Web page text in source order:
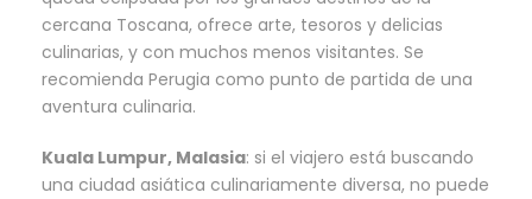
cercana Toscana, ofrece arte, tesoros y delicias
culinarias, y con muchos menos visitantes. Se
recomienda Perugia como punto de partida de una
aventura culinaria.
Kuala Lumpur, Malasia: si el viajero está buscando
una ciudad asiática culinariamente diversa, no puede